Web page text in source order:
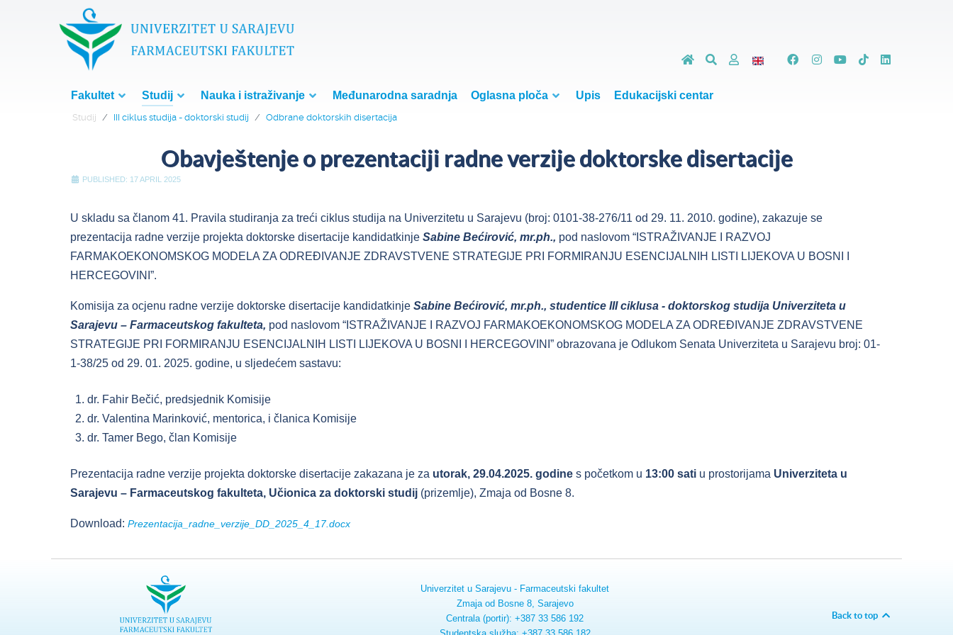
Fakultet Studij Nauka i istraživanje Međunarodna saradnja Oglasna ploča Upis Edukacijski centar
Studij III ciklus studija - doktorski studij Odbrane doktorskih disertacija
Obavještenje o prezentaciji radne verzije doktorske disertacije
PUBLISHED: 17 APRIL 2025
U skladu sa članom 41. Pravila studiranja za treći ciklus studija na Univerzitetu u Sarajevu (broj: 0101-38-276/11 od 29. 11. 2010. godine), zakazuje se
prezentacija radne verzije projekta doktorske disertacije kandidatkinje Sabine Bećirović, mr.ph., pod naslovom “ISTRAŽIVANJE I RAZVOJ
FARMAKOEKONOMSKOG MODELA ZA ODREĐIVANJE ZDRAVSTVENE STRATEGIJE PRI FORMIRANJU ESENCIJALNIH LISTI LIJEKOVA U BOSNI I
HERCEGOVINI”.
Komisija za ocjenu radne verzije doktorske disertacije kandidatkinje Sabine Bećirović, mr.ph., studentice III ciklusa - doktorskog studija Univerziteta u
Sarajevu – Farmaceutskog fakulteta, pod naslovom “ISTRAŽIVANJE I RAZVOJ FARMAKOEKONOMSKOG MODELA ZA ODREĐIVANJE ZDRAVSTVENE
STRATEGIJE PRI FORMIRANJU ESENCIJALNIH LISTI LIJEKOVA U BOSNI I HERCEGOVINI” obrazovana je Odlukom Senata Univerziteta u Sarajevu broj: 01-
1-38/25 od 29. 01. 2025. godine, u sljedećem sastavu:
dr. Fahir Bečić, predsjednik Komisije
dr. Valentina Marinković, mentorica, i članica Komisije
dr. Tamer Bego, član Komisije
Prezentacija radne verzije projekta doktorske disertacije zakazana je za utorak, 29.04.2025. godine s početkom u 13:00 sati u prostorijama Univerziteta u
Sarajevu – Farmaceutskog fakulteta, Učionica za doktorski studij (prizemlje), Zmaja od Bosne 8.
Download: Prezentacija_radne_verzije_DD_2025_4_17.docx
Univerzitet u Sarajevu - Farmaceutski fakultet
Zmaja od Bosne 8, Sarajevo
Centrala (portir): +387 33 586 192
Back to top